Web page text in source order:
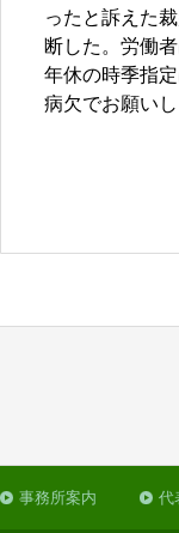
ったと訴えた
断した。労働
年休の時季指
病欠でお願い
事務所案内 代